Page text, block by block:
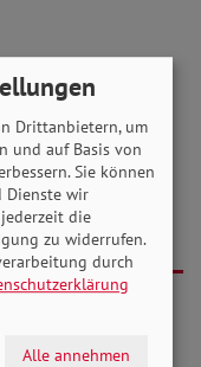
Thema
Drittanbietern, um
und auf Basis von
Sie können
Dienste wir
die
zu widerrufen.
durch
Alle annehmen